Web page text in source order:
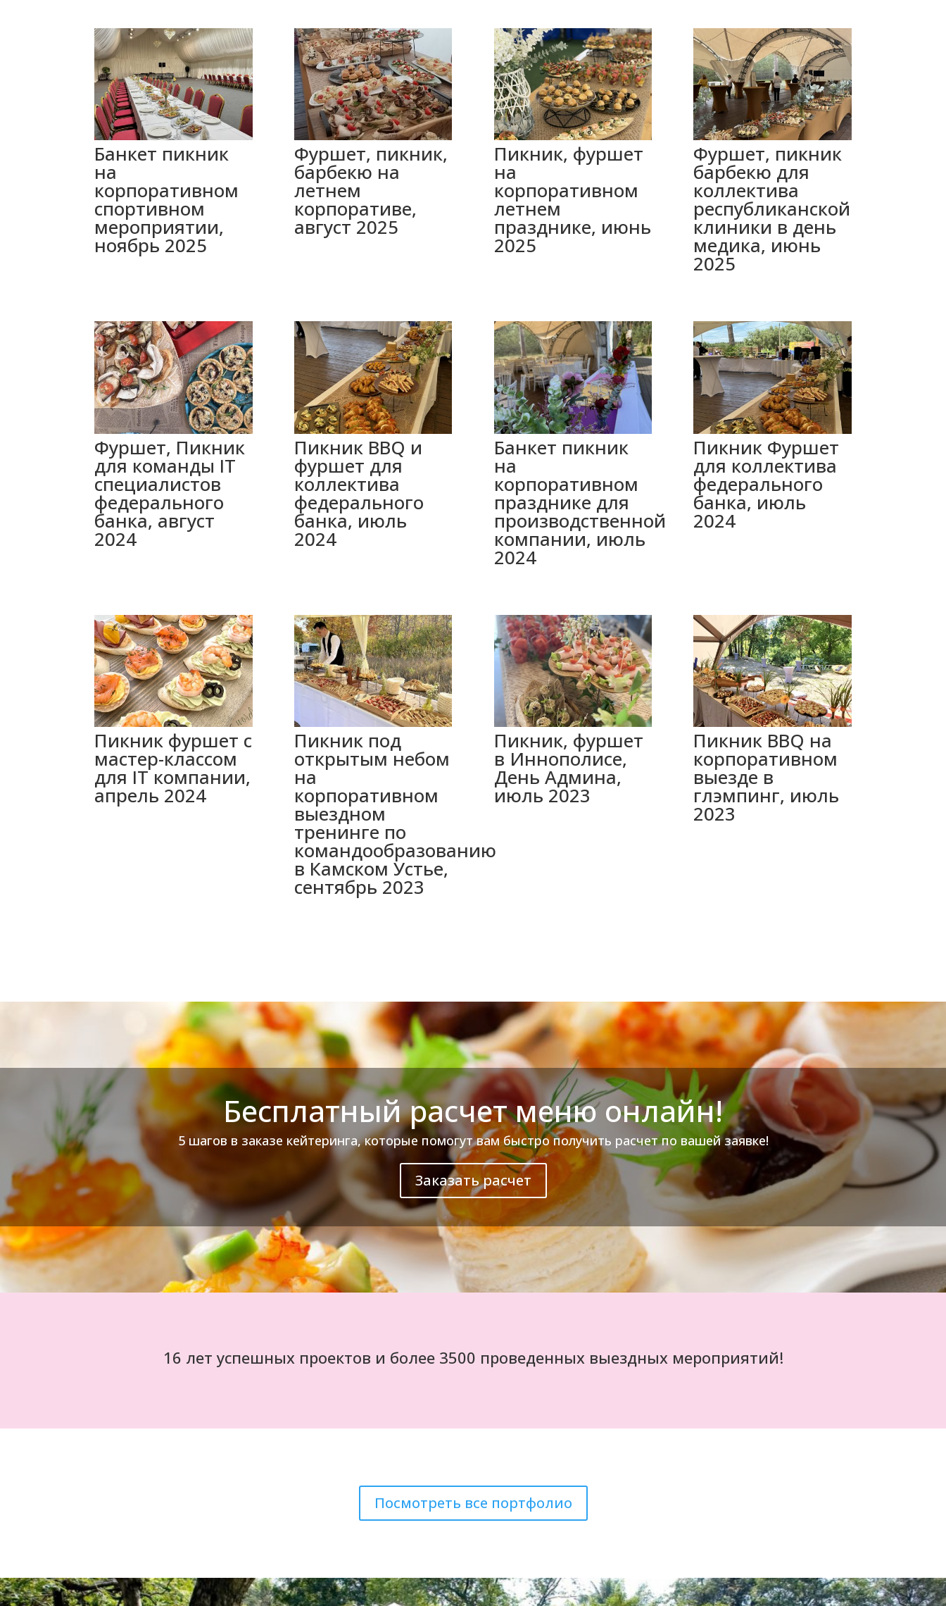
Банкет пикник
на
корпоративном
спортивном
мероприятии,
ноябрь 2025
Фуршет, пикник,
барбекю на
летнем
корпоративе,
август 2025
Пикник, фуршет
на
корпоративном
летнем
празднике, июнь
2025
Фуршет, пикник
барбекю для
коллектива
республиканской
клиники в день
медика, июнь
2025
Фуршет, Пикник
для команды IT
специалистов
федерального
банка, август
2024
Пикник BBQ и
фуршет для
коллектива
федерального
банка, июль
2024
Банкет пикник
на
корпоративном
празднике для
производственной
компании, июль
2024
Пикник Фуршет
для коллектива
федерального
банка, июль
2024
Пикник фуршет с
мастер-классом
для IT компании,
апрель 2024
Пикник под
открытым небом
на
корпоративном
выездном
тренинге по
командообразованию
в Камском Устье,
сентябрь 2023
Пикник, фуршет
в Иннополисе,
День Админа,
июль 2023
Пикник BBQ на
корпоративном
выезде в
глэмпинг, июль
2023
Бесплатный расчет меню онлайн!
5 шагов в заказе кейтеринга, которые помогут вам быстро получить расчет по вашей заявке!
Заказать расчет
16 лет успешных проектов и более 3500 проведенных выездных мероприятий!
Посмотреть все портфолио